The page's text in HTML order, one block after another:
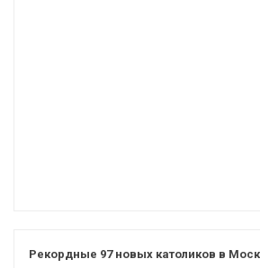
Рекордные 97 новых католиков в